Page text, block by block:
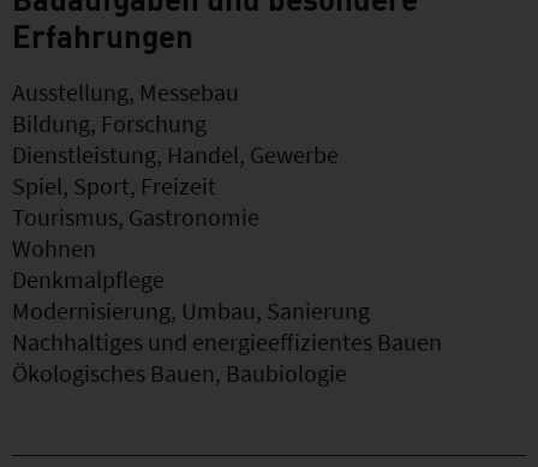
Erfahrungen
Ausstellung, Messebau
Bildung, Forschung
Dienstleistung, Handel, Gewerbe
Spiel, Sport, Freizeit
Tourismus, Gastronomie
Wohnen
Denkmalpflege
Modernisierung, Umbau, Sanierung
Nachhaltiges und energieeffizientes Bauen
Ökologisches Bauen, Baubiologie